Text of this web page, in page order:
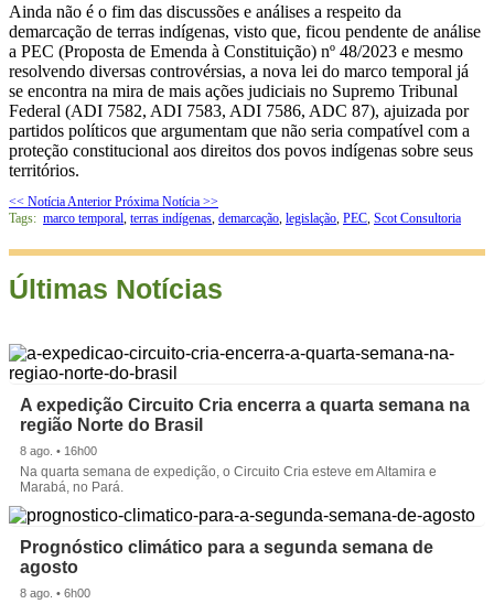
Ainda não é o fim das discussões e análises a respeito da
demarcação de terras indígenas, visto que, ficou pendente de análise
a PEC (Proposta de Emenda à Constituição) nº 48/2023 e mesmo
resolvendo diversas controvérsias, a nova lei do marco temporal já
se encontra na mira de mais ações judiciais no Supremo Tribunal
Federal (ADI 7582, ADI 7583, ADI 7586, ADC 87), ajuizada por
partidos políticos que argumentam que não seria compatível com a
proteção constitucional aos direitos dos povos indígenas sobre seus
territórios.
<< Notícia Anterior Próxima Notícia >>
Tags: marco temporal, terras indígenas, demarcação, legislação, PEC, Scot Consultoria
Últimas Notícias
A expedição Circuito Cria encerra a quarta semana na
região Norte do Brasil
8 ago. • 16h00
Na quarta semana de expedição, o Circuito Cria esteve em Altamira e
Marabá, no Pará.
Prognóstico climático para a segunda semana de
agosto
8 ago. • 6h00